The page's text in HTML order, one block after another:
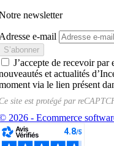
newsletter
e-mail
J’accepte de recevoir
et actualités
via le lien présent
site est protégé par
2026 - Ecommerce